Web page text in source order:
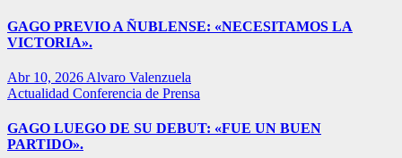
GAGO PREVIO A ÑUBLENSE: «NECESITAMOS LA
VICTORIA».
Abr 10, 2026 Alvaro Valenzuela
Actualidad Conferencia de Prensa
GAGO LUEGO DE SU DEBUT: «FUE UN BUEN
PARTIDO».